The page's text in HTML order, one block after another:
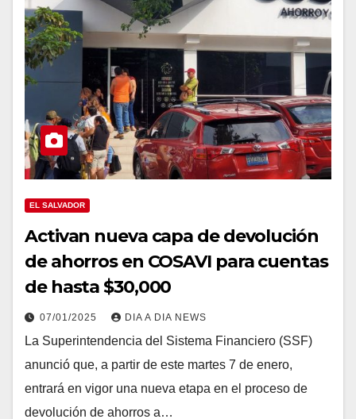
EL SALVADOR
Activan nueva capa de devolución
de ahorros en COSAVI para cuentas
de hasta $30,000
07/01/2025 DIA A DIA NEWS
La Superintendencia del Sistema Financiero (SSF)
anunció que, a partir de este martes 7 de enero,
entrará en vigor una nueva etapa en el proceso de
devolución de ahorros a…